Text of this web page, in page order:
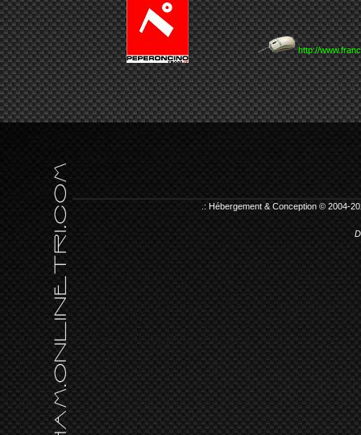
http://
.: Hébergement & Conception © 2004-